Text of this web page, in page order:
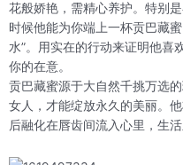
花般娇艳，需精心养护。特别
时候他能为你端上一杯贡巴藏
水”。用实在的行动来证明他喜
你的在意。
贡巴藏蜜源于大自然千挑万选
女人，才能绽放永久的美丽。
后融化在唇齿间流入心里，生